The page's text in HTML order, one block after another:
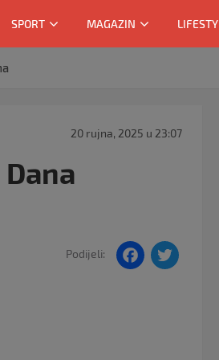
SPORT MAGAZIN
20 rujna, 2025 u 23:07
Podijeli:
F